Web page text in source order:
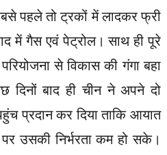
पहले तो ट्रकों में लादकर फ्री
में गैस एवं पेट्रोल। साथ ही पूरे
से विकास की गंगा बहा
दिनों बाद ही चीन ने अपने दो
प्रदान कर दिया ताकि आयात
उसकी निर्भरता कम हो सके।